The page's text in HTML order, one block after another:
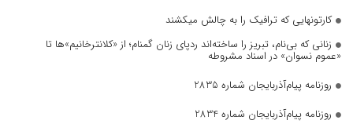
کارتونهایی که ترافیک را به چالش میکشند
زنانی که بی‌نام، تبریز را ساخته‌اند ردپای زنان گمنام؛ از «کلانترخانیم»ها تا
«عموم نسوان» در اسناد مشروطه
روزنامه پیام‌آذربایجان شماره 2835
روزنامه پیام‌آذربایجان شماره 2834